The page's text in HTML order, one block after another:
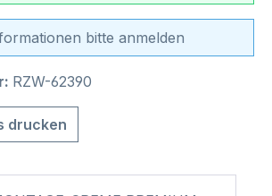
bitte anmelden
RZW-62390
drucken